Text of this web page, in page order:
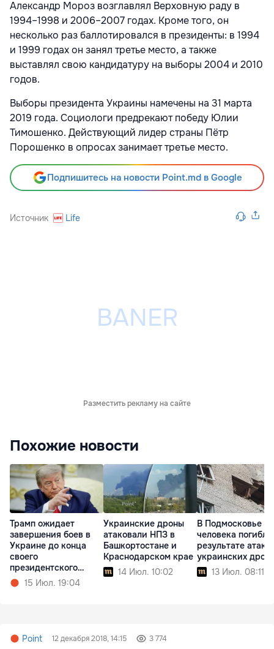
Александр Мороз возглавлял Верховную раду в
1994–1998 и 2006–2007 годах. Кроме того, он
несколько раз баллотировался в президенты: в 1994
и 1999 годах он занял третье место, а также
выставлял свою кандидатуру на выборы 2004 и 2010
годов.
Выборы президента Украины намечены на 31 марта
2019 года. Социологи предрекают победу Юлии
Тимошенко. Действующий лидер страны Пётр
Порошенко в опросах занимает третье место.
Подпишитесь на новости Point.md в Google
Источник Life
Разместить рекламу на сайте
Похожие новости
Трамп ожидает
завершения боев в
Украине до конца
своего
президентского
срока15 Июл. 19:04
Украинские дроны
атаковали НПЗ в
Башкортостане и
Краснодарском крае
14 Июл. 10:02
В Подмосковье
человека
результате атаки
украинских
13 Июл. 08:11
Point 12 декабря 2018, 14:15 3 774